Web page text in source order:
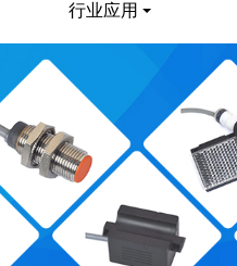
行业应用